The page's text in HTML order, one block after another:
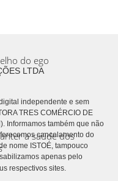
do ego
a saúde dos
LTDA
independente e sem
TRES COMÉRCIO DE
Informamos também que não
cancelamento do
nome ISTOÉ, tampouco
apenas pelo
respectivos sites.